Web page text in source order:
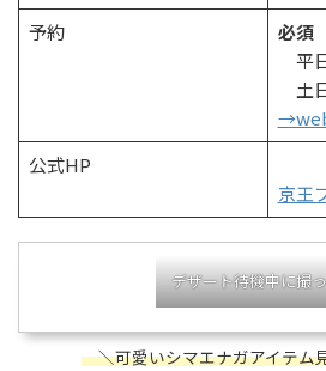
予約
必須
平
土
公式HP
京王
デザート待機中に撮
＼可愛いシマエナガアイテム